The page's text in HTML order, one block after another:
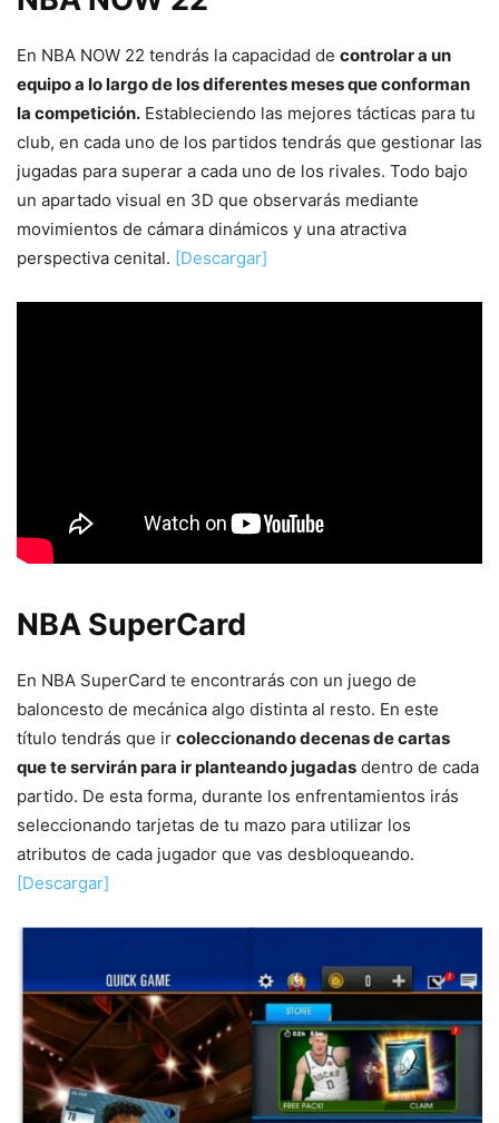
En NBA NOW 22 tendrás la capacidad de controlar a un
equipo a lo largo de los diferentes meses que conforman
la competición. Estableciendo las mejores tácticas para tu
club, en cada uno de los partidos tendrás que gestionar las
jugadas para superar a cada uno de los rivales. Todo bajo
un apartado visual en 3D que observarás mediante
movimientos de cámara dinámicos y una atractiva
perspectiva cenital. [Descargar]
NBA SuperCard
En NBA SuperCard te encontrarás con un juego de
baloncesto de mecánica algo distinta al resto. En este
título tendrás que ir coleccionando decenas de cartas
que te servirán para ir planteando jugadas dentro de cada
partido. De esta forma, durante los enfrentamientos irás
seleccionando tarjetas de tu mazo para utilizar los
atributos de cada jugador que vas desbloqueando.
[Descargar]